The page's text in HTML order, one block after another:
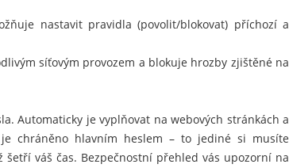
nastavit pravidla (povolit/blokovat) příchozí a
síťovým provozem a blokuje hrozby zjištěné na
Automaticky je vyplňovat na webových stránkách a
chráněno hlavním heslem – to jediné si musíte
váš čas. Bezpečnostní přehled vás upozorní na